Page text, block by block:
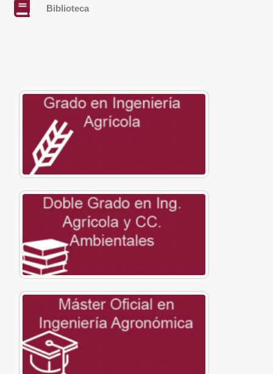
Biblioteca